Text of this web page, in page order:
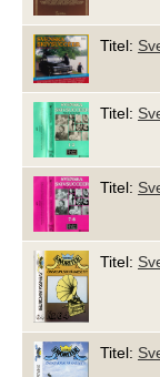
Titel:
Titel:
Titel:
Titel:
Titel: